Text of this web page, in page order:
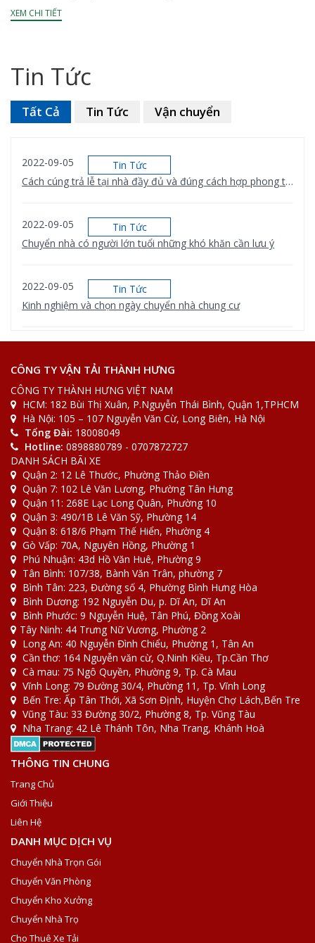
XEM CHI TIẾT
Tin Tức
Tất Cả
2022-09-05
Tin Tức
Cách cúng trả lễ tại nhà đầy đủ và đúng cách hợp phong thủy
2022-09-05
Tin Tức
Chuyển nhà có người lớn tuổi những khó khăn cần lưu ý
2022-09-05
Tin Tức
Kinh nghiệm và chọn ngày chuyển nhà chung cư
[Bảng giá] Xe tải chuyển nhà bao nhiêu 1km
2022-08-31
Tin Tức
[Giải Đáp] Gửi đồ qua bưu điện bao nhiêu 1kg
Tin Tức Vận chuyển
CÔNG TY VẬN TẢI THÀNH HƯNG
CÔNG TY THÀNH HƯNG VIỆT NAM
HCM: 182 Bùi Thị Xuân, P.Nguyễn Thái Bình, Quận 1,TPHCM
Hà Nội: 105 – 107 Nguyễn Văn Cừ, Long Biên, Hà Nội
Tổng Đài: 18008049
Hotline: 0898880789 - 0707872727
DANH SÁCH BÃI XE
Quận 2: 12 Lê Thước, Phường Thảo Điền
Quận 7: 102 Lê Văn Lương, Phường Tân Hưng
Quận 11: 268E Lạc Long Quân, Phường 10
Quận 3: 490/1B Lê Văn Sỹ, Phường 14
Quận 8: 618/6 Phạm Thế Hiển, Phường 4
Gò Vấp: 70A, Nguyên Hồng, Phường 1
Phú Nhuận: 43d Hồ Văn Huê, Phường 9
Tân Bình: 107/38, Bành Văn Trân, phường 7
Bình Tân: 223, Đường số 4, Phường Bình Hưng Hòa
Bình Dương: 192 Nguyễn Du, p. Dĩ An, Dĩ An
Bình Phước: 9 Nguyễn Huệ, Tân Phú, Đồng Xoài
Tây Ninh: 44 Trưng Nữ Vương, Phường 2
Long An: 40 Nguyễn Đình Chiểu, Phường 1, Tân An
Cần thơ: 164 Nguyễn văn cừ, Q.Ninh Kiều, Tp.Cần Thơ
Cà mau: 75 Ngô Quyền, Phường 9, Tp. Cà Mau
Vĩnh Long: 79 Đường 30/4, Phường 11, Tp. Vĩnh Long
Bến Tre: Ấp Tân Thới, Xã Sơn Định, Huyện Chợ Lách,Bến Tre
Vũng Tàu: 33 Đường 30/2, Phường 8, Tp. Vũng Tàu
Nha Trang: 42 Lê Thánh Tôn, Nha Trang, Khánh Hoà
THÔNG TIN CHUNG
Trang Chủ
Giới Thiệu
Liên Hệ
DANH MỤC DỊCH VỤ
Chuyển Nhà Trọn Gói
Chuyển Văn Phòng
Chuyển Kho Xưởng
Chuyển Nhà Trọ
Cho Thuê Xe Tải